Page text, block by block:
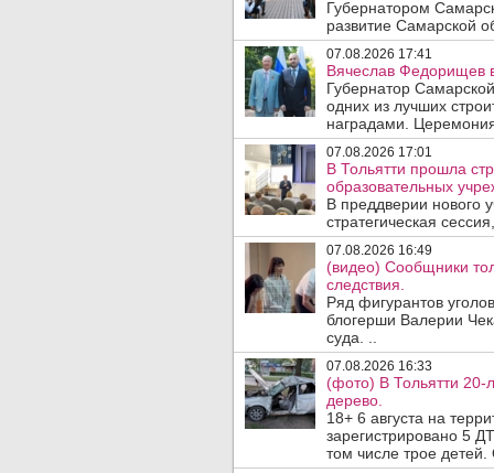
Губернатором
развитие Самарской
07.08.2026 17:41
Вячеслав Федорищев
Губернатор
одних из лучших
наградами.
07.08.2026 17:01
В Тольятти прошла
образовательных
В преддверии нового
стратегическая
07.08.2026 16:49
(видео) Сообщники
следствия.
Ряд фигурантов
блогерши Валерии
суда. ..
07.08.2026 16:33
(фото) В Тольятти 20-
дерево.
18+ 6 августа на
зарегистрировано 5
том числе трое